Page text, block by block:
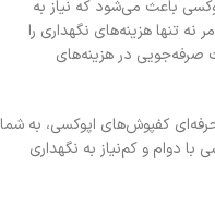
باعث می‌شود که نیاز به
تنها هزینه‌های نگهداری را
در هزینه‌های
کفپوش‌های اپوکسی، به شما
دوام و کم‌نیاز به نگهداری